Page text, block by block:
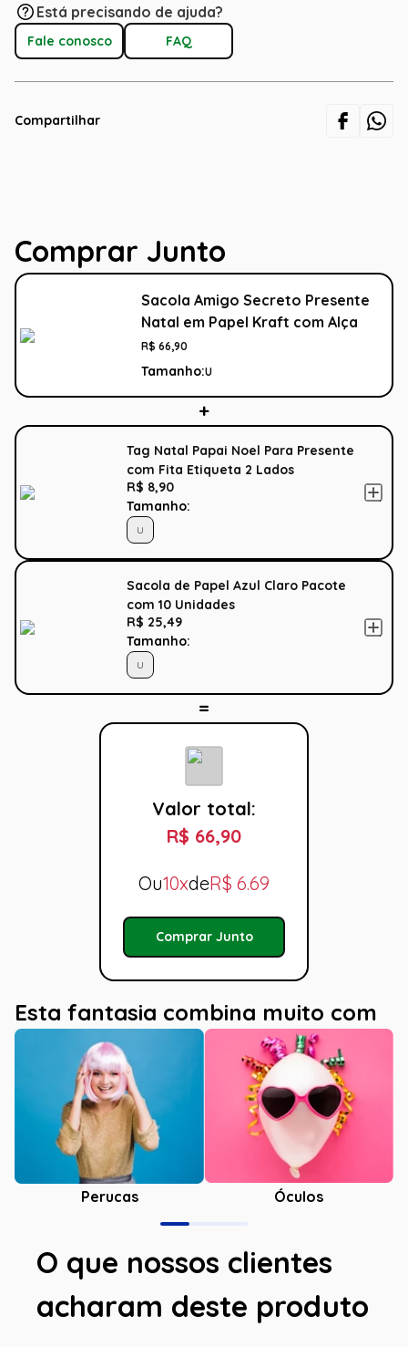
Está precisando de ajuda?
Fale conosco FAQ
Compartilhar
Comprar Junto
Sacola Amigo Secreto Presente
Natal em Papel Kraft com Alça
R$ 66,90
Tamanho:U
Tag Natal Papai Noel Para Presente
com Fita Etiqueta 2 Lados
R$ 8,90
Tamanho:
U
Sacola de Papel Azul Claro Pacote
com 10 Unidades
R$ 25,49
Tamanho:
U
Valor total:
R$ 66,90
Ou10xdeR$ 6.69
Comprar Junto
Esta fantasia combina muito com
Perucas Óculos
O que nossos clientes
acharam deste produto